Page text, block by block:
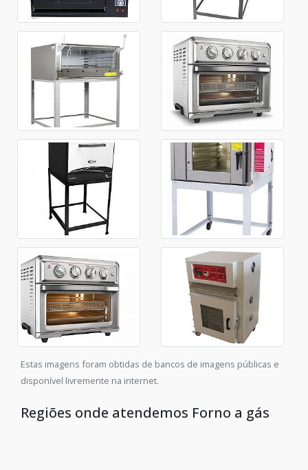
Estas imagens foram obtidas de bancos de imagens públicas e
disponível livremente na internet.
Regiões onde atendemos Forno a gás